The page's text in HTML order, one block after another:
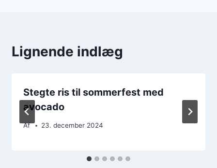
Lignende indlæg
Stegte ris til sommerfest med
avocado
Af 23. december 2024